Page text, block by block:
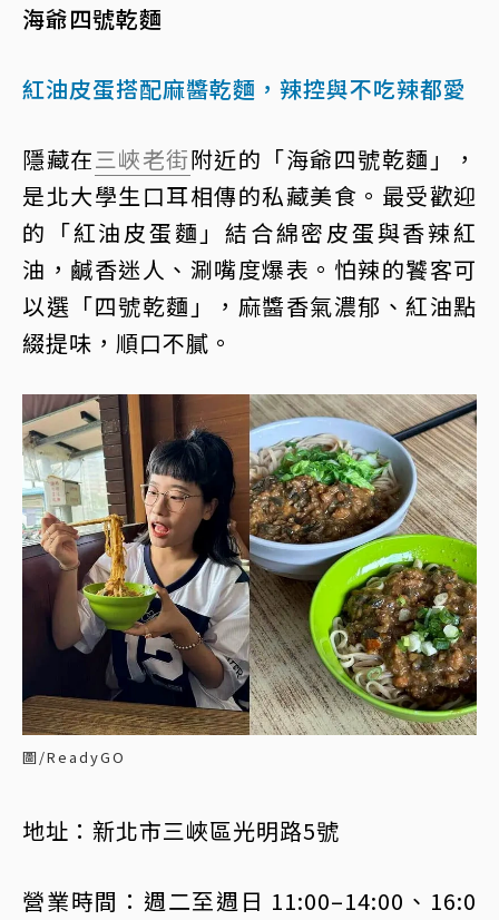
海爺四號乾麵
紅油皮蛋搭配麻醬乾麵，辣控與不吃辣都愛
隱藏在三峽老街附近的「海爺四號乾麵」，
是北大學生口耳相傳的私藏美食。最受歡迎
的「紅油皮蛋麵」結合綿密皮蛋與香辣紅
油，鹹香迷人、涮嘴度爆表。怕辣的饕客可
以選「四號乾麵」，麻醬香氣濃郁、紅油點
綴提味，順口不膩。
圖/ReadyGO
地址：新北市三峽區光明路5號
營業時間：週二至週日 11:00–14:00、16:0